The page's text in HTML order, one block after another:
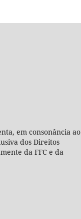
em consonância ao
dos Direitos
da FFC e da